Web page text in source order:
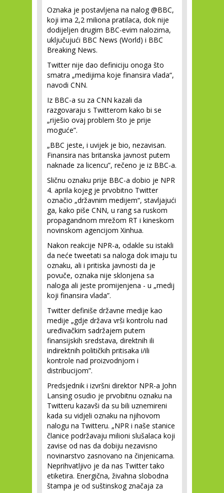
Oznaka je postavljena na nalog @BBC,
koji ima 2,2 miliona pratilaca, dok nije
dodijeljen drugim BBC-evim nalozima,
uključujući BBC News (World) i BBC
Breaking News.
Twitter nije dao definiciju onoga što
smatra „medijima koje finansira vlada“,
navodi CNN.
Iz BBC-a su za CNN kazali da
razgovaraju s Twitterom kako bi se
„riješio ovaj problem što je prije
moguće”.
„BBC jeste, i uvijek je bio, nezavisan.
Finansira nas britanska javnost putem
naknade za licencu”, rečeno je iz BBC-a.
Sličnu oznaku prije BBC-a dobio je NPR
4. aprila kojeg je prvobitno Twitter
označio „državnim medijem“, stavljajući
ga, kako piše CNN, u rang sa ruskom
propagandnom mrežom RT i kineskom
novinskom agencijom Xinhua.
Nakon reakcije NPR-a, odakle su istakli
da neće tweetati sa naloga dok imaju tu
oznaku, ali i pritiska javnosti da je
povuče, oznaka nije sklonjena sa
naloga ali jeste promijenjena - u „medij
koji finansira vlada”.
Twitter definiše državne medije kao
medije „gdje država vrši kontrolu nad
uređivačkim sadržajem putem
finansijskih sredstava, direktnih ili
indirektnih političkih pritisaka i/ili
kontrole nad proizvodnjom i
distribucijom”.
Predsjednik i izvršni direktor NPR-a John
Lansing osudio je prvobitnu oznaku na
Twitteru kazavši da su bili uznemireni
kada su vidjeli oznaku na njihovom
nalogu na Twitteru. „NPR i naše stanice
članice podržavaju milioni slušalaca koji
zavise od nas da dobiju nezavisno
novinarstvo zasnovano na činjenicama.
Neprihvatljivo je da nas Twitter tako
etiketira. Energična, živahna slobodna
štampa je od suštinskog značaja za